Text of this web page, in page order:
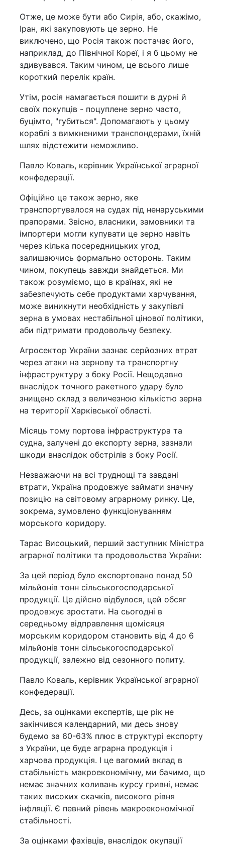
Отже, це може бути або Сирія, або, скажімо,
Іран, які закуповують це зерно. Не
виключено, що Росія також постачає його,
наприклад, до Північної Кореї, і я б цьому не
здивувався. Таким чином, це всього лише
короткий перелік країн.
Утім, росія намагається пошити в дурні й
своїх покупців - поцуплене зерно часто,
буцімто, "губиться". Допомагають у цьому
кораблі з вимкненими транспондерами, їхній
шлях відстежити неможливо.
Павло Коваль, керівник Української аграрної
конфедерації.
Офіційно це також зерно, яке
транспортувалося на судах під ненаруськими
прапорами. Звісно, власники, замовники та
імпортери могли купувати це зерно навіть
через кілька посередницьких угод,
залишаючись формально осторонь. Таким
чином, покупець завжди знайдеться. Ми
також розуміємо, що в країнах, які не
забезпечують себе продуктами харчування,
може виникнути необхідність у закупівлі
зерна в умовах нестабільної цінової політики,
аби підтримати продовольчу безпеку.
Агросектор України зазнає серйозних втрат
через атаки на зернову та транспортну
інфраструктуру з боку Росії. Нещодавно
внаслідок точного ракетного удару було
знищено склад з величезною кількістю зерна
на території Харківської області.
Місяць тому портова інфраструктура та
судна, залучені до експорту зерна, зазнали
шкоди внаслідок обстрілів з боку Росії.
Незважаючи на всі труднощі та завдані
втрати, Україна продовжує займати значну
позицію на світовому аграрному ринку. Це,
зокрема, зумовлено функціонуванням
морського коридору.
Тарас Висоцький, перший заступник Міністра
аграрної політики та продовольства України:
За цей період було експортовано понад 50
мільйонів тонн сільськогосподарської
продукції. Це дійсно відбулося, цей обсяг
продовжує зростати. На сьогодні в
середньому відправлення щомісяця
морським коридором становить від 4 до 6
мільйонів тонн сільськогосподарської
продукції, залежно від сезонного попиту.
Павло Коваль, керівник Української аграрної
конфедерації.
Десь, за оцінками експертів, ще рік не
закінчився календарний, ми десь знову
будемо за 60-63% плюс в структурі експорту
з України, це буде аграрна продукція і
харчова продукція. І це вагомий вклад в
стабільність макроекономічну, ми бачимо, що
немає значних коливань курсу гривні, немає
таких високих скачків, високого рівня
інфляції. Є певний рівень макроекономічної
стабільності.
За оцінками фахівців, внаслідок окупації